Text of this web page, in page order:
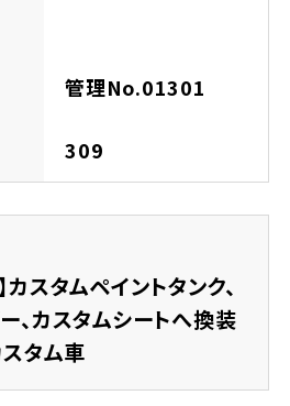
管理No.01301
309
カスタムペイントタンク、
、カスタムシートへ換装
タム車
東浦和
草加
新座
水戸北